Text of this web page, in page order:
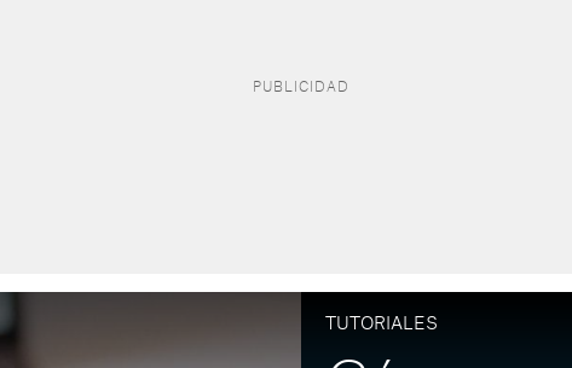
TUTORIALES